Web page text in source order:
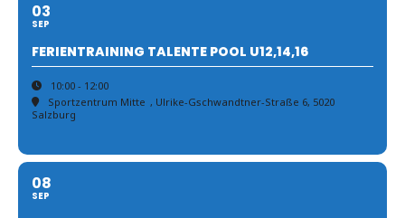
03
SEP
FERIENTRAINING TALENTE POOL U12,14,16
10:00 - 12:00
Sportzentrum Mitte , Ulrike-Gschwandtner-Straße 6, 5020
Salzburg
08
SEP